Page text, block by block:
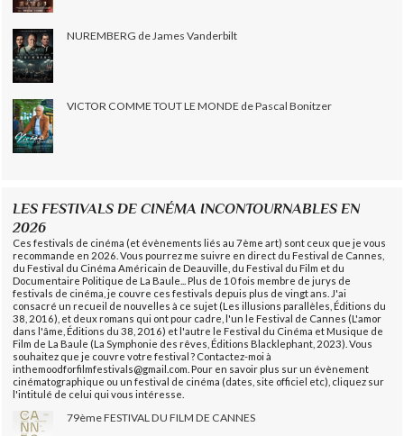
NUREMBERG de James Vanderbilt
VICTOR COMME TOUT LE MONDE de Pascal Bonitzer
LES FESTIVALS DE CINÉMA INCONTOURNABLES EN
2026
Ces festivals de cinéma (et évènements liés au 7ème art) sont ceux que je vous
recommande en 2026. Vous pourrez me suivre en direct du Festival de Cannes,
du Festival du Cinéma Américain de Deauville, du Festival du Film et du
Documentaire Politique de La Baule... Plus de 10 fois membre de jurys de
festivals de cinéma, je couvre ces festivals depuis plus de vingt ans. J'ai
consacré un recueil de nouvelles à ce sujet (Les illusions parallèles, Éditions du
38, 2016), et deux romans qui ont pour cadre, l'un le Festival de Cannes (L'amor
dans l'âme, Éditions du 38, 2016) et l'autre le Festival du Cinéma et Musique de
Film de La Baule (La Symphonie des rêves, Éditions Blacklephant, 2023). Vous
souhaitez que je couvre votre festival ? Contactez-moi à
inthemoodforfilmfestivals@gmail.com. Pour en savoir plus sur un évènement
cinématographique ou un festival de cinéma (dates, site officiel etc), cliquez sur
l'intitulé de celui qui vous intéresse.
79ème FESTIVAL DU FILM DE CANNES